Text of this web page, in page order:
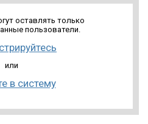
оставлять только
пользователи.
или
в систему